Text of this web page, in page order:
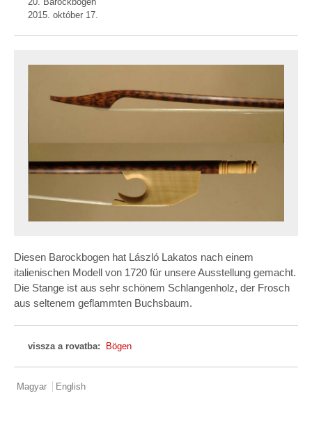
2015. október 17.
Diesen Barockbogen hat László Lakatos nach einem
italienischen Modell von 1720 für unsere Ausstellung gemacht.
Die Stange ist aus sehr schönem Schlangenholz, der Frosch
aus seltenem geflammten Buchsbaum.
vissza a rovatba: Bögen
Magyar English